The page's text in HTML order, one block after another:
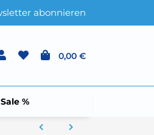
abonnieren
0,00 €
Sale %